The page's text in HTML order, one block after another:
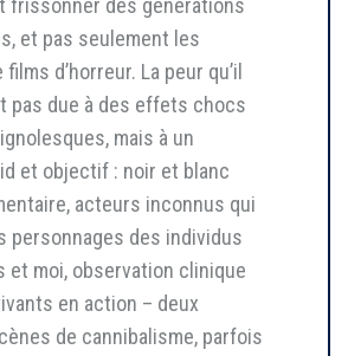
frissonner des générations
et pas seulement les
d’horreur. La peur qu’il
pas due à des effets chocs
mais à un
et objectif : noir et blanc
acteurs inconnus qui
personnages des individus
et moi, observation clinique
en action – deux
de cannibalisme, parfois